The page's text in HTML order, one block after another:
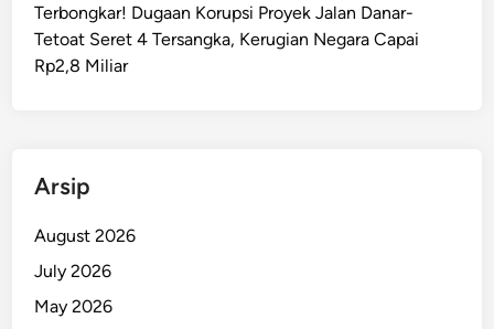
Terbongkar! Dugaan Korupsi Proyek Jalan Danar-
Tetoat Seret 4 Tersangka, Kerugian Negara Capai
Rp2,8 Miliar
Arsip
August 2026
July 2026
May 2026